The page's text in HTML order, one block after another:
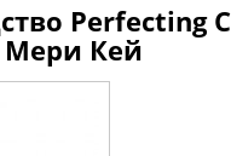
Perfecting
Кей